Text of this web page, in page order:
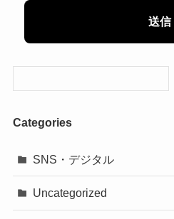
Categories
SNS・デジタル
Uncategorized